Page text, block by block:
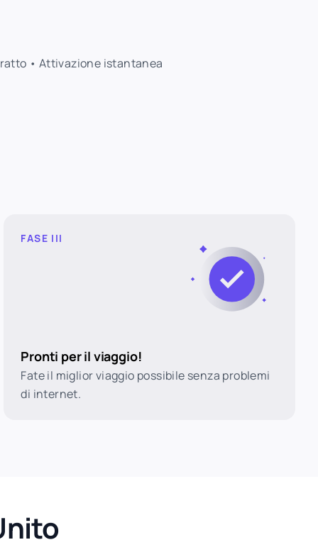
• Attivazione istantanea
FASE III
Pronti per il viaggio!
Fate il miglior viaggio possibile senza problemi
di internet.